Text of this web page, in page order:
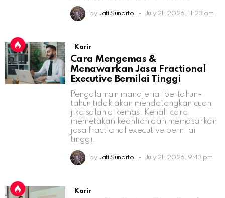
by Jati Sunarto July 21, 2026, 11:23 am
Karir
Cara Mengemas &
Menawarkan Jasa Fractional
Executive Bernilai Tinggi
Pengalaman manajerial bertahun-
tahun tidak akan mendatangkan cuan
jika salah dikemas. Kenali cara
memetakan keahlian dan memasarkan
jasa fractional executive bernilai
tinggi.
by Jati Sunarto July 21, 2026, 9:43 pm
Karir